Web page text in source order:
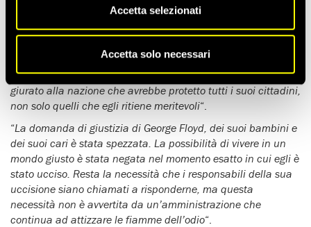
Accetta selezionati
Accetta solo necessari
bianca, Amnesty International Usa ha diffuso questo
quella della polizia contro i cittadini neri. La vera disgrazia è
il razzismo dell’amministrazione Trump. Il presidente aveva
giurato alla nazione che avrebbe protetto tutti i suoi cittadini,
non solo quelli che egli ritiene meritevoli“.
“La domanda di giustizia di George Floyd, dei suoi bambini e
dei suoi cari è stata spezzata. La possibilità di vivere in un
mondo giusto è stata negata nel momento esatto in cui egli è
stato ucciso. Resta la necessità che i responsabili della sua
uccisione siano chiamati a risponderne, ma questa
necessità non è avvertita da un’amministrazione che
continua ad attizzare le fiamme dell’odio“.